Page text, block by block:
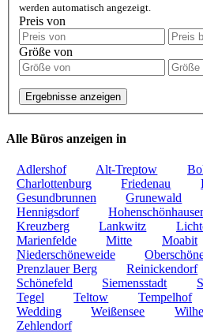
werden automatisch angezeigt.
Preis von
Größe von
Ergebnisse anzeigen
Alle Büros anzeigen in
Adlershof Alt-Treptow
Charlottenburg
Friedenau
Gesundbrunnen
Grunewald
Hennigsdorf
Kreuzberg
Lankwitz
Marienfelde
Mitte Moabit
Niederschöneweide
Prenzlauer Berg
Reinickendorf
Schönefeld
Siemensstadt
Tegel
Teltow Tempelhof
Wedding
Weißensee
Zehlendorf